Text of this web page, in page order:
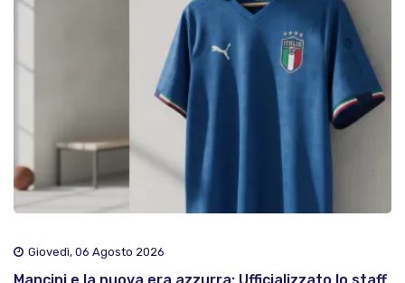
Giovedì, 06 Agosto 2026